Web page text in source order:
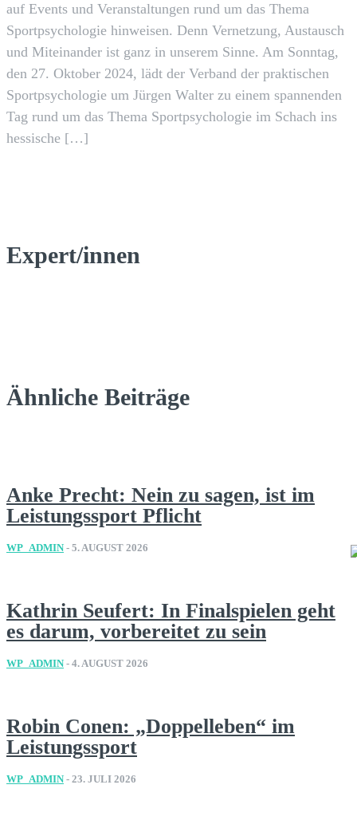
auf Events und Veranstaltungen rund um das Thema
Sportpsychologie hinweisen. Denn Vernetzung, Austausch
und Miteinander ist ganz in unserem Sinne. Am Sonntag,
den 27. Oktober 2024, lädt der Verband der praktischen
Sportpsychologie um Jürgen Walter zu einem spannenden
Tag rund um das Thema Sportpsychologie im Schach ins
hessische […]
Expert/innen
Ähnliche Beiträge
Anke Precht: Nein zu sagen, ist im
Leistungssport Pflicht
WP_ADMIN - 5. AUGUST 2026
Kathrin Seufert: In Finalspielen geht
es darum, vorbereitet zu sein
WP_ADMIN - 4. AUGUST 2026
Robin Conen: „Doppelleben“ im
Leistungssport
WP_ADMIN - 23. JULI 2026